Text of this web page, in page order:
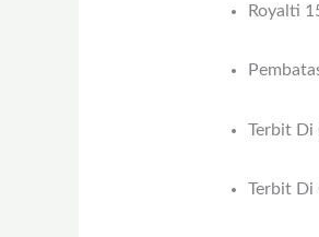
Royalti
Terbit Di
Terbit Di